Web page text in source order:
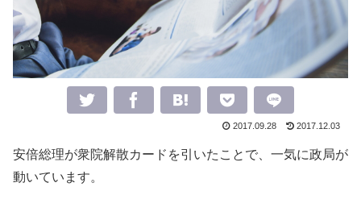
2017.09.28 2017.12.03
安倍総理が衆院解散カードを引いたことで、一気に政局が
動いています。